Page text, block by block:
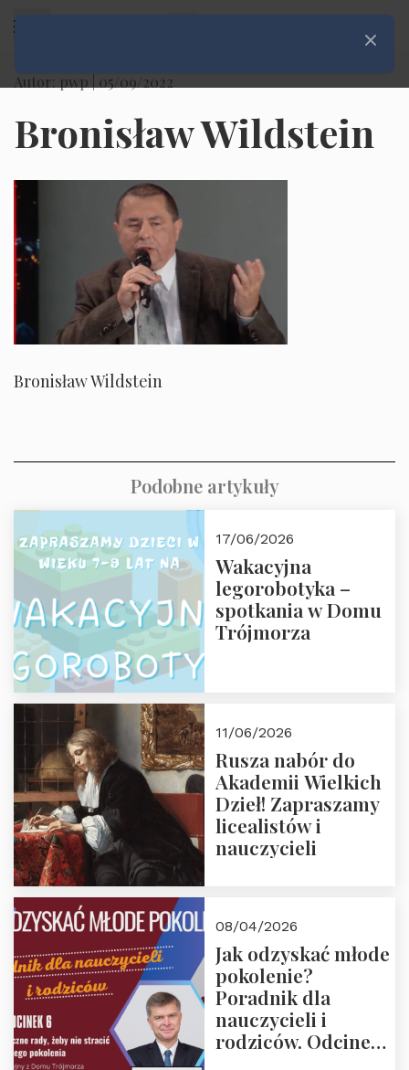
Autor: pwp | 05/09/2022
Bronisław Wildstein
Bronisław Wildstein
Podobne artykuły
17/06/2026
Wakacyjna
legorobotyka –
spotkania w Domu
Trójmorza
11/06/2026
Rusza nabór do
Akademii Wielkich
Dzieł! Zapraszamy
licealistów i
nauczycieli
08/04/2026
Jak odzyskać młode
pokolenie?
Poradnik dla
nauczycieli i
rodziców. Odcinek
Zamknij